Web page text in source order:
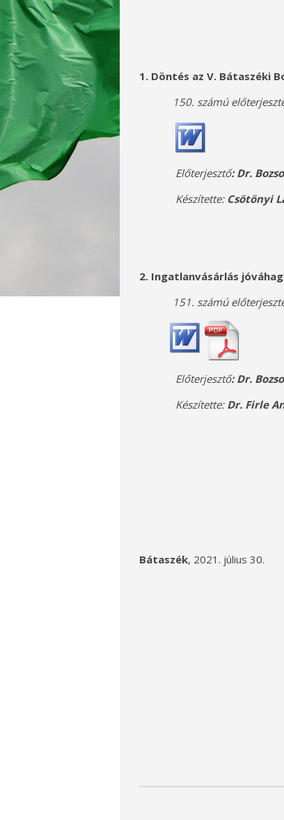
1. Döntés az V. Bátaszéki
150. számú
Előterjesztő: Dr.
Készítette: Csötönyi
2. Ingatlanvásárlás
151. számú
Előterjesztő: Dr.
Készítette: Dr. Firle
Bátaszék, 2021.